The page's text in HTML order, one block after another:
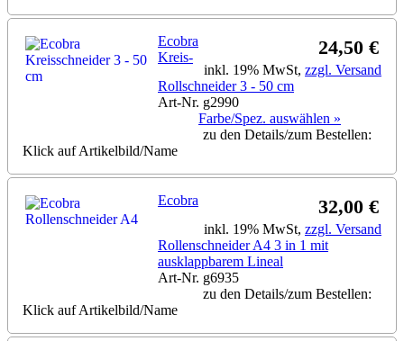
24,50 €
inkl. 19% MwSt, zzgl. Versand
Ecobra
Kreis-
Rollschneider 3 - 50 cm
Art-Nr. g2990
Farbe/Spez. auswählen »
zu den Details/zum Bestellen:
Klick auf Artikelbild/Name
32,00 €
inkl. 19% MwSt, zzgl. Versand
Ecobra
Rollenschneider A4 3 in 1 mit
ausklappbarem Lineal
Art-Nr. g6935
zu den Details/zum Bestellen:
Klick auf Artikelbild/Name